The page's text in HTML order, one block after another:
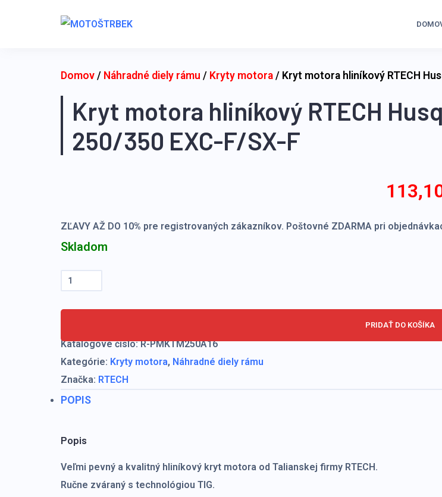
Domov / Náhradné diely rámu / Kryty motora / Kryt motora hliníkový RTECH
Kryt motora hliníkový RTECH
250/350 EXC-F/SX-F
ZĽAVY AŽ DO 10% pre registrovaných zákazníkov. Poštovné ZDARMA pri
Skladom
Kryt
RTECH
Husqvarna
FC/FE
EXC-
F/SX-
F
PRIDAŤ DO KOŠÍKA
Katalógové číslo:R-PMKTM250A16
Kategórie: Kryty motora, Náhradné diely rámu
Značka: RTECH
POPIS
Popis
Veľmi pevný a kvalitný hliníkový kryt motora od Talianskej firmy RTECH.
Ručne zváraný s technológiou TIG.